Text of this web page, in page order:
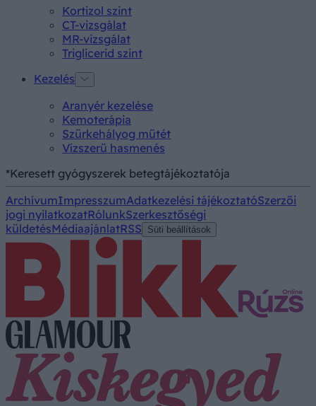
Kortizol szint
CT-vizsgálat
MR-vizsgálat
Triglicerid szint
Kezelés
Aranyér kezelése
Kemoterápia
Szürkehályog műtét
Vízszerű hasmenés
*Keresett gyógyszerek betegtájékoztatója
ArchívumImpresszumAdatkezelési tájékoztatóSzerzői
jogi nyilatkozatRólunkSzerkesztőségi
küldetésMédiaajánlatRSS Süti beállítások